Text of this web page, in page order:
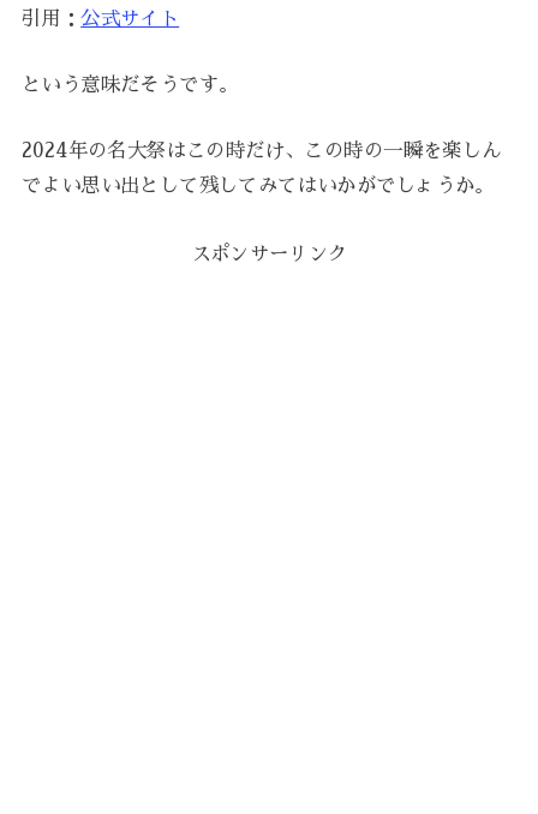
引用：公式サイト
という意味だそうです。
2024年の名大祭はこの時だけ、この時の一瞬を楽しん
でよい思い出として残してみてはいかがでしょうか。
スポンサーリンク